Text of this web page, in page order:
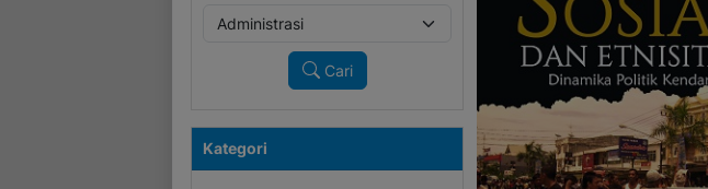
Cari
Kategori